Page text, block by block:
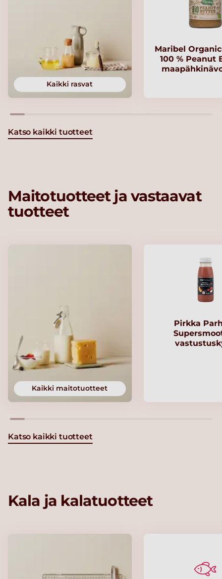
Kaikki rasvat
Maribel
100 % Peanut
Katso kaikki tuotteet
Maitotuotteet ja vastaavat
tuotteet
Kaikki maitotuotteet
Pirkka
Katso kaikki tuotteet
Kala ja kalatuotteet